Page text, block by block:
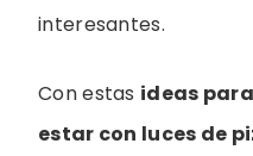
interesantes.
Con estas ideas
estar con luces de